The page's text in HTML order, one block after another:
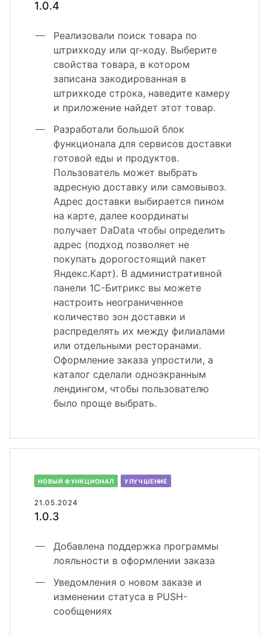
1.0.4
Реализовали поиск товара по
штрихкоду или qr-коду. Выберите
свойства товара, в котором
записана закодированная в
штрихкоде строка, наведите камеру
и приложение найдет этот товар.
Разработали большой блок
функционала для сервисов доставки
готовой еды и продуктов.
Пользователь может выбрать
адресную доставку или самовывоз.
Адрес доставки выбирается пином
на карте, далее координаты
получает DaData чтобы определить
адрес (подход позволяет не
покупать дорогостоящий пакет
Яндекс.Карт). В административной
панели 1С-Битрикс вы можете
настроить неограниченное
количество зон доставки и
распределять их между филиалами
или отдельными ресторанами.
Оформление заказа упростили, а
каталог сделали одноэкранным
лендингом, чтобы пользователю
было проще выбрать.
21.05.2024
1.0.3
НОВЫЙ ФУНКЦИОНАЛ УЛУЧШЕНИЕ
Добавлена поддержка программы
лояльности в оформлении заказа
Уведомления о новом заказе и
изменении статуса в PUSH-
сообщениях